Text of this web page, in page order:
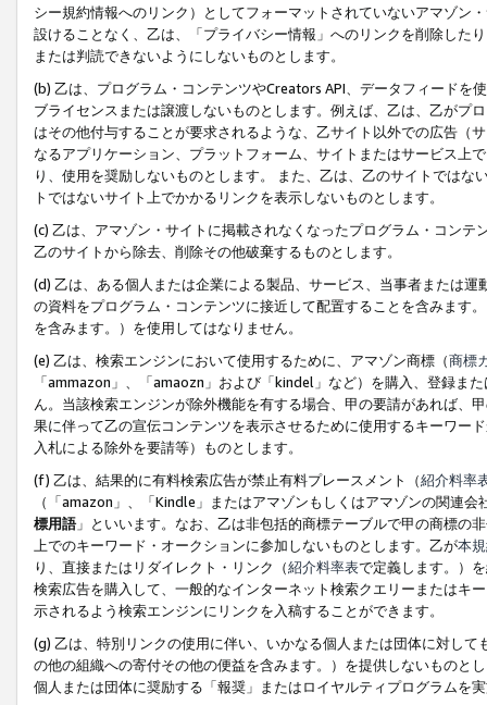
シー規約情報へのリンク）としてフォーマットされていないアマゾン
設けることなく、乙は、「プライバシー情報」へのリンクを削除した
または判読できないようにしないものとします。
(b) 乙は、プログラム・コンテンツやCreators API、データフィード
ブライセンスまたは譲渡しないものとします。例えば、乙は、乙がプ
はその他付与することが要求されるような、乙サイト以外での広告（
なるアプリケーション、プラットフォーム、サイトまたはサービス上
り、使用を奨励しないものとします。 また、乙は、乙のサイトでは
トではないサイト上でかかるリンクを表示しないものとします。
(c) 乙は、アマゾン・サイトに掲載されなくなったプログラム・コン
乙のサイトから除去、削除その他破棄するものとします。
(d) 乙は、ある個人または企業による製品、サービス、当事者または
の資料をプログラム・コンテンツに接近して配置することを含みます
を含みます。）を使用してはなりません。
(e) 乙は、検索エンジンにおいて使用するために、アマゾン商標（商標
「ammazon」、「amaozn」および「kindel」など）を購入、登録ま
ん。当該検索エンジンが除外機能を有する場合、甲の要請があれば、
果に伴って乙の宣伝コンテンツを表示させるために使用するキーワー
入札による除外を要請等）ものとします。
(f) 乙は、結果的に有料検索広告が禁止有料プレースメント（紹介料率
（「amazon」、「Kindle」またはアマゾンもしくはアマゾンの関連
標用語」といいます。なお、乙は非包括的商標テーブルで甲の商標の
上でのキーワード・オークションに参加しないものとします。乙が本
り、直接またはリダイレクト・リンク（紹介料率表で定義します。）
検索広告を購入して、一般的なインターネット検索クエリーまたはキ
示されるよう検索エンジンにリンクを入稿することができます。
(g) 乙は、特別リンクの使用に伴い、いかなる個人または団体に対し
の他の組織への寄付その他の便益を含みます。）を提供しないものと
個人または団体に奨励する「報奨」またはロイヤルティプログラムを